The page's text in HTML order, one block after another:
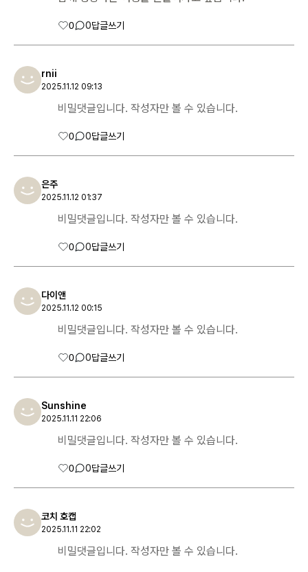
0 0답글쓰기
rnii
2025.11.12 09:13
비밀댓글입니다. 작성자만 볼 수 있습니다.
0 0답글쓰기
은주
2025.11.12 01:37
비밀댓글입니다. 작성자만 볼 수 있습니다.
0 0답글쓰기
다이앤
2025.11.12 00:15
비밀댓글입니다. 작성자만 볼 수 있습니다.
0 0답글쓰기
Sunshine
2025.11.11 22:06
비밀댓글입니다. 작성자만 볼 수 있습니다.
0 0답글쓰기
코치 호캡
2025.11.11 22:02
비밀댓글입니다. 작성자만 볼 수 있습니다.